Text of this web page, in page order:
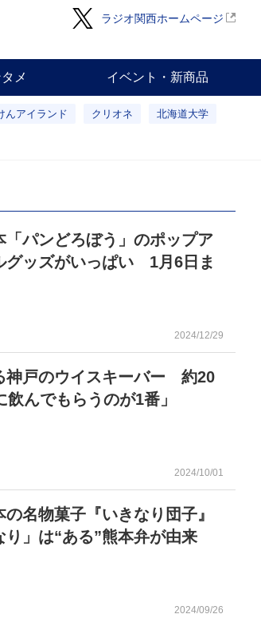
ラジオ関西ホームページ
メ イベント・新商品
んアイランド クリオネ 北海道大学
「パンどろぼう」のポップア
グッズがいっぱい 1月6日ま
2024/12/29
神戸のウイスキーバー 約20
んでもらうのが1番」
2024/10/01
名物菓子『いきなり団子』
」は“ある”熊本弁が由来
2024/09/26